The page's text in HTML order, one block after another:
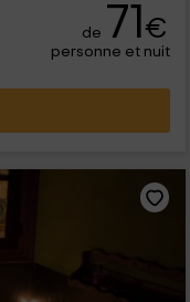
de 71€
personne et nuit